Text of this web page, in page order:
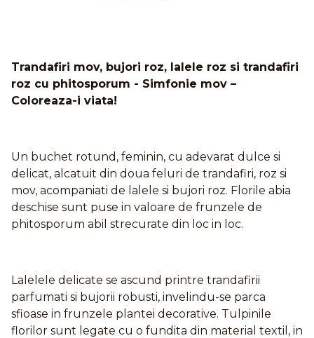
Trandafiri mov, bujori roz, lalele roz si trandafiri
roz cu phitosporum - Simfonie mov –
Coloreaza-i viata!
Un buchet rotund, feminin, cu adevarat dulce si
delicat, alcatuit din doua feluri de trandafiri, roz si
mov, acompaniati de lalele si bujori roz. Florile abia
deschise sunt puse in valoare de frunzele de
phitosporum abil strecurate din loc in loc.
Lalelele delicate se ascund printre trandafirii
parfumati si bujorii robusti, invelindu-se parca
sfioase in frunzele plantei decorative. Tulpinile
florilor sunt legate cu o fundita din material textil, in